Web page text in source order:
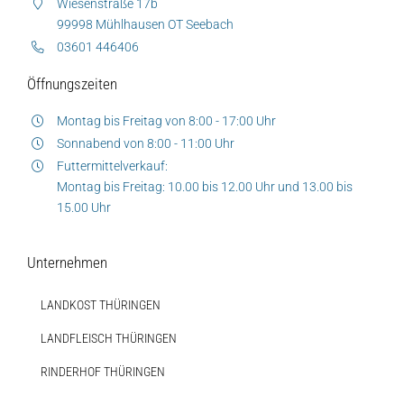
Wiesenstraße 17b
99998 Mühlhausen OT Seebach
03601 446406
Öffnungszeiten
Montag bis Freitag von 8:00 - 17:00 Uhr
Sonnabend von 8:00 - 11:00 Uhr
Futtermittelverkauf:
Montag bis Freitag: 10.00 bis 12.00 Uhr und 13.00 bis
15.00 Uhr
Unternehmen
LANDKOST THÜRINGEN
LANDFLEISCH THÜRINGEN
RINDERHOF THÜRINGEN